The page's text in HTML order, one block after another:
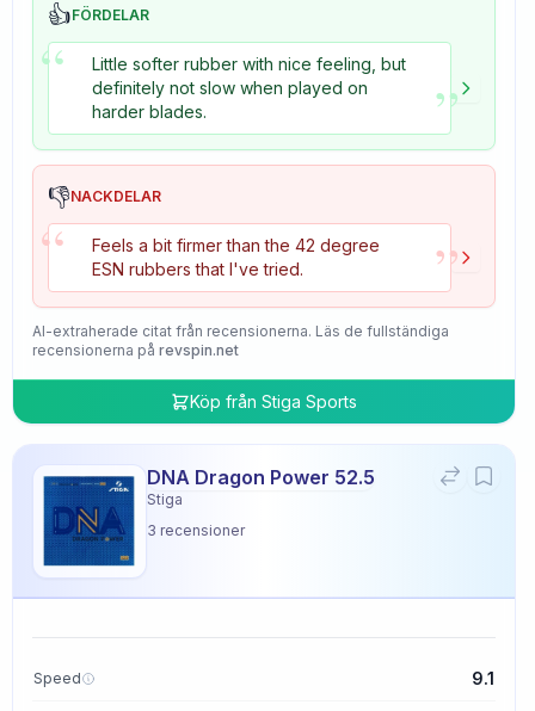
👍FÖRDELAR
“
Little softer rubber with nice feeling, but
definitely not slow when played on
harder blades.
”
👎NACKDELAR
“
Feels a bit firmer than the 42 degree
ESN rubbers that I've tried.
”
AI-extraherade citat från recensionerna. Läs de fullständiga
recensionerna på revspin.net
Köp från Stiga Sports
DNA Dragon Power 52.5
Stiga
3 recensioner
Speed 9.1